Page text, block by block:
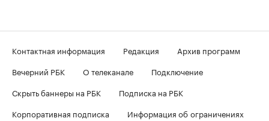
Контактная информация Редакция
Архив программ
Вечерний РБК
О телеканале
Подключение
Скрыть баннеры на РБК
Подписка на РБК
Корпоративная подписка
Информация об ограничениях